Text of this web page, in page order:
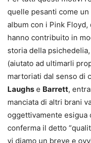
quelle pesanti come
album con i Pink
hanno contribuito in
storia della
(aiutato ad ultimarli
martoriati dal senso di
Laughs e Barrett,
manciata di altri brani
oggettivamente esigua
conferma il detto
vi diamo un breve e